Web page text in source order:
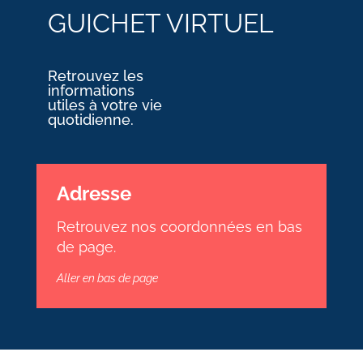
GUICHET VIRTUEL
Retrouvez les
informations
utiles à votre vie
quotidienne.
Adresse
Retrouvez nos coordonnées en bas
de page.
Aller en bas de page